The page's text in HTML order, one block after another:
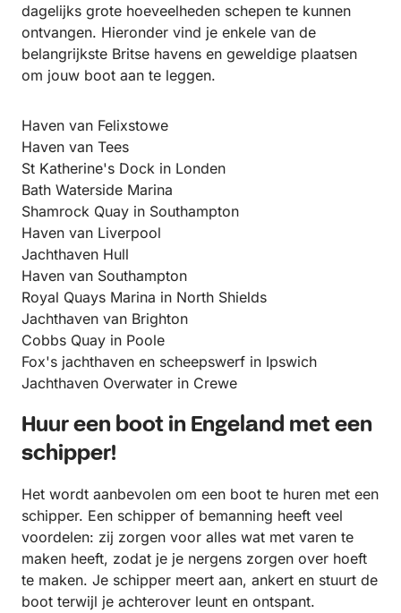
dagelijks grote hoeveelheden schepen te kunnen
ontvangen. Hieronder vind je enkele van de
belangrijkste Britse havens en geweldige plaatsen
om jouw boot aan te leggen.
Haven van Felixstowe
Haven van Tees
St Katherine's Dock in Londen
Bath Waterside Marina
Shamrock Quay in Southampton
Haven van Liverpool
Jachthaven Hull
Haven van Southampton
Royal Quays Marina in North Shields
Jachthaven van Brighton
Cobbs Quay in Poole
Fox's jachthaven en scheepswerf in Ipswich
Jachthaven Overwater in Crewe
Huur een boot in Engeland met een
schipper!
Het wordt aanbevolen om een boot te huren met een
schipper. Een schipper of bemanning heeft veel
voordelen: zij zorgen voor alles wat met varen te
maken heeft, zodat je je nergens zorgen over hoeft
te maken. Je schipper meert aan, ankert en stuurt de
boot terwijl je achterover leunt en ontspant.